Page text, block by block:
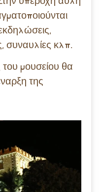
συναυλίες κλπ.
μουσείου θα
της